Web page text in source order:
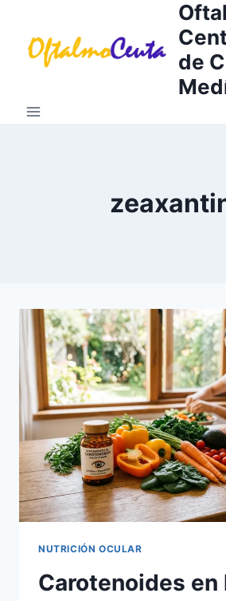
contenido
de
NUTRICIÓN OCULAR
Carotenoides en